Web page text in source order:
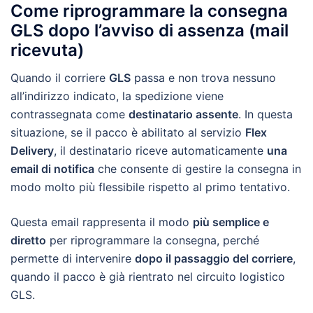
Come riprogrammare la consegna
GLS dopo l’avviso di assenza (mail
ricevuta)
Quando il corriere GLS passa e non trova nessuno
all’indirizzo indicato, la spedizione viene
contrassegnata come destinatario assente. In questa
situazione, se il pacco è abilitato al servizio Flex
Delivery, il destinatario riceve automaticamente una
email di notifica che consente di gestire la consegna in
modo molto più flessibile rispetto al primo tentativo.
Questa email rappresenta il modo più semplice e
diretto per riprogrammare la consegna, perché
permette di intervenire dopo il passaggio del corriere,
quando il pacco è già rientrato nel circuito logistico
GLS.